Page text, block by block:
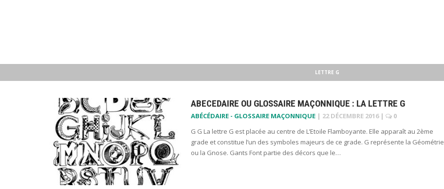
LETTRE G
ABECEDAIRE OU GLOSSAIRE MAÇONNIQUE : LA LETTRE G
ABÉCÉDAIRE - GLOSSAIRE MAÇONNIQUE | 22 DÉCEMBRE 2016 |
0
G G La lettre G est placée au centre de L’Etoile Flamboyante. Elle apparaît au 2ème
grade et constitue l’un des symboles majeurs de ce grade. G représente la Géométrie
ou la Gnose. Gants Font partie des décors que le…